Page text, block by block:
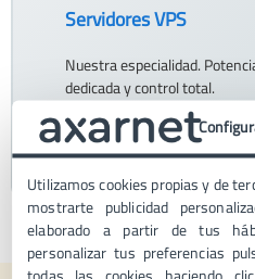
Servidores VPS
Nuestra especialidad.
dedicada y control total.
VER PLANES VPS
Utilizamos cookies propias y de
mostrarte publicidad
elaborado a partir de tus
personalizar tus preferencias